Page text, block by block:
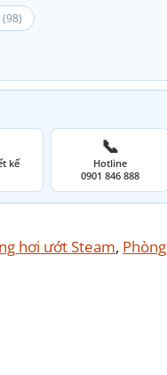
(98)
kế
📞
Hotline
0901 846 888
hơi ướt Steam, Phòng